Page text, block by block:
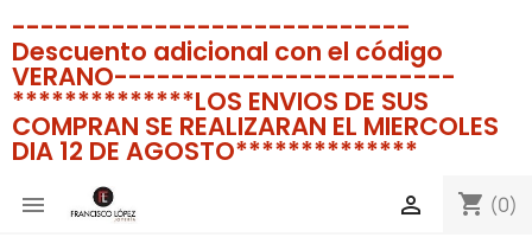
----------------------------
Descuento adicional con el código
VERANO------------------------
**************LOS ENVIOS DE SUS
COMPRAN SE REALIZARAN EL MIERCOLES
DIA 12 DE AGOSTO**************
 shopping_cart (0)
